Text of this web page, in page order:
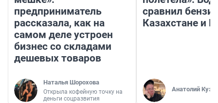
предприниматель
рассказала, как на
самом деле устроен
бизнес со складами
дешевых товаров
Наталья Шорохова
Открыла кофейную точку на
деньги соцразвития
сравнил
Казахстане и
Анатолий